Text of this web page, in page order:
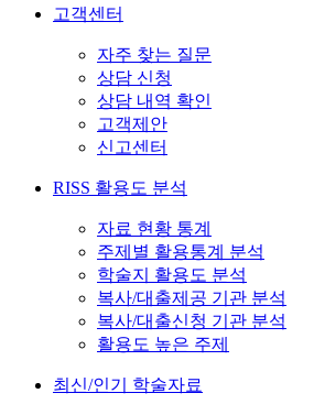
고객센터
자주 찾는 질문
상담 신청
상담 내역 확인
고객제안
신고센터
RISS 활용도 분석
자료 현황 통계
주제별 활용통계 분석
학술지 활용도 분석
복사/대출제공 기관 분석
복사/대출신청 기관 분석
활용도 높은 주제
최신/인기 학술자료